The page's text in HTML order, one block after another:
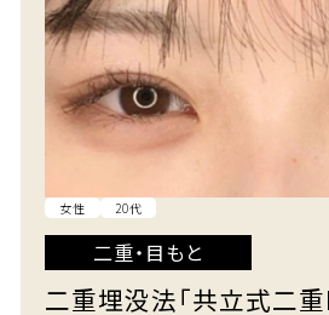
女性 20代
二重・目もと
二重埋没法「共立式二重